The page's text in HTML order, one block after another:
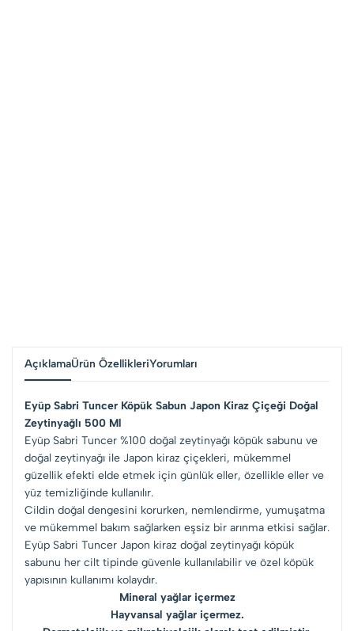
AçıklamaÜrün ÖzellikleriYorumları
Eyüp Sabri Tuncer Köpük Sabun Japon Kiraz Çiçeği Doğal
Zeytinyağlı 500 Ml
Eyüp Sabri Tuncer %100 doğal zeytinyağı köpük sabunu ve
doğal zeytinyağı ile Japon kiraz çiçekleri, mükemmel
güzellik efekti elde etmek için günlük eller, özellikle eller ve
yüz temizliğinde kullanılır.
Cildin doğal dengesini korurken, nemlendirme, yumuşatma
ve mükemmel bakım sağlarken eşsiz bir arınma etkisi sağlar.
Eyüp Sabri Tuncer Japon kiraz doğal zeytinyağı köpük
sabunu her cilt tipinde güvenle kullanılabilir ve özel köpük
yapısının kullanımı kolaydır.
Mineral yağlar içermez
Hayvansal yağlar içermez.